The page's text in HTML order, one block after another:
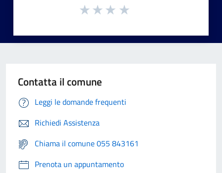
Contatta il comune
Leggi le domande frequenti
Richiedi Assistenza
Chiama il comune 055 843161
Prenota un appuntamento